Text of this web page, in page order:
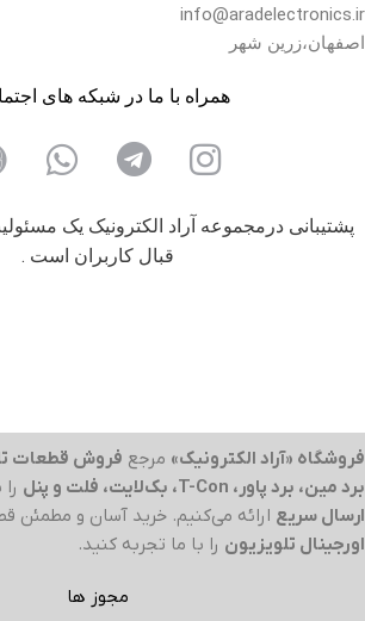
info@aradelectronics.ir
اصفهان،زرین شهر
همراه با ما در شبکه های
پشتیبانی درمجموعه آراد الکترونیک یک
قبال کاربران است .
فروشگاه «آراد الکترونیک» مرجع فروش قطعات
برد مین، برد پاور، T-Con، بک‌لایت، فلت و پنل
را
ارسال سریع ارائه می‌کنیم. خرید آسان و مطمئن
اورجینال تلویزیون را با ما تجربه کنید.
مجوز ها